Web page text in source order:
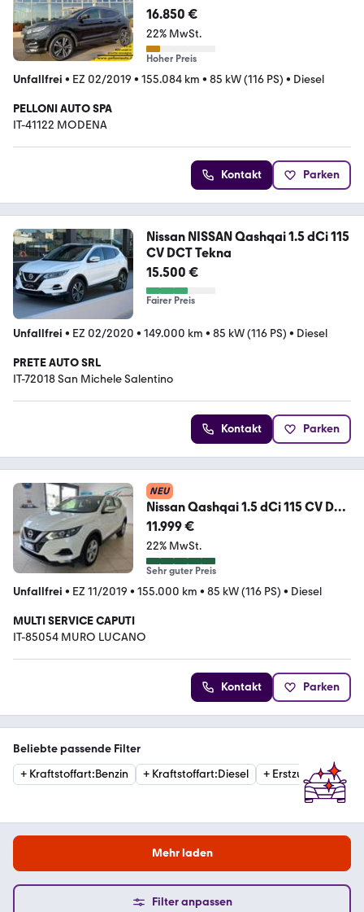
16.850 €
22% MwSt.
Hoher Preis
Unfallfrei • EZ 02/2019 • 155.084 km • 85 kW (116 PS) • Diesel
PELLONI AUTO SPA
IT-41122 MODENA
Kontakt Parken
Nissan NISSAN Qashqai 1.5 dCi 115
CV DCT Tekna
15.500 €
Fairer Preis
Unfallfrei • EZ 02/2020 • 149.000 km • 85 kW (116 PS) • Diesel
PRETE AUTO SRL
IT-72018 San Michele Salentino
Kontakt Parken
NEU
Nissan Qashqai 1.5 dCi 115 CV DCT
N-Connecta
11.999 €
22% MwSt.
Sehr guter Preis
Unfallfrei • EZ 11/2019 • 155.000 km • 85 kW (116 PS) • Diesel
MULTI SERVICE CAPUTI
IT-85054 MURO LUCANO
Kontakt Parken
Beliebte passende Filter
+ Kraftstoffart:Benzin + Kraftstoffart:Diesel + Erstzulassung
Mehr laden
Filter anpassen